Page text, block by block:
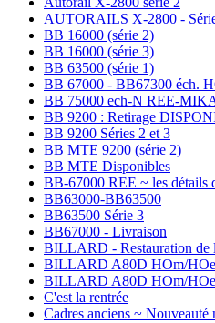
AUTORAILS X-2800 -
BB 16000 (série 2)
BB 16000 (série 3)
BB 63500 (série 1)
BB 67000 - BB67300 éch.
BB 75000 ech-N REE-
BB 9200 : Retirage
BB 9200 Séries 2 et 3
BB MTE 9200 (série 2)
BB MTE Disponibles
BB-67000 REE ~ les détails
BB63000-BB63500
BB63500 Série 3
BB67000 - Livraison
BILLARD - Restauration de
BILLARD A80D HOm/HOe
BILLARD A80D HOm/HOe
C'est la rentrée
Cadres anciens ~ Nouveauté